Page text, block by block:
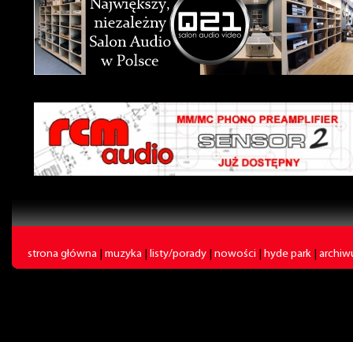
strona główna muzyka listy/porady nowości hyde park